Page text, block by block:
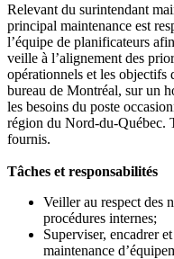
Relevant du surintendant
principal maintenance est
l’équipe de planificateurs
veille à l’alignement des
opérationnels et les objectifs
bureau de Montréal, sur un
les besoins du poste
région du Nord-du-Québec.
fournis.
Tâches et
Veiller au respect des
procédures internes;
Superviser, encadrer
maintenance